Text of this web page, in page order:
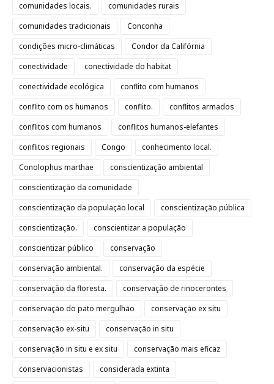
comunidades locais.
comunidades rurais
comunidades tradicionais
Conconha
condições micro-climáticas
Condor da Califórnia
conectividade
conectividade do habitat
conectividade ecológica
conflito com humanos
conflito com os humanos
conflito.
conflitos armados
conflitos com humanos
conflitos humanos-elefantes
conflitos regionais
Congo
conhecimento local.
Conolophus marthae
conscientização ambiental
conscientização da comunidade
conscientização da população local
conscientização pública
conscientização.
conscientizar a população
conscientizar público
conservação
conservação ambiental.
conservação da espécie
conservação da floresta.
conservação de rinocerontes
conservação do pato mergulhão
conservação ex situ
conservação ex-situ
conservação in situ
conservação in situ e ex situ
conservação mais eficaz
conservacionistas
considerada extinta